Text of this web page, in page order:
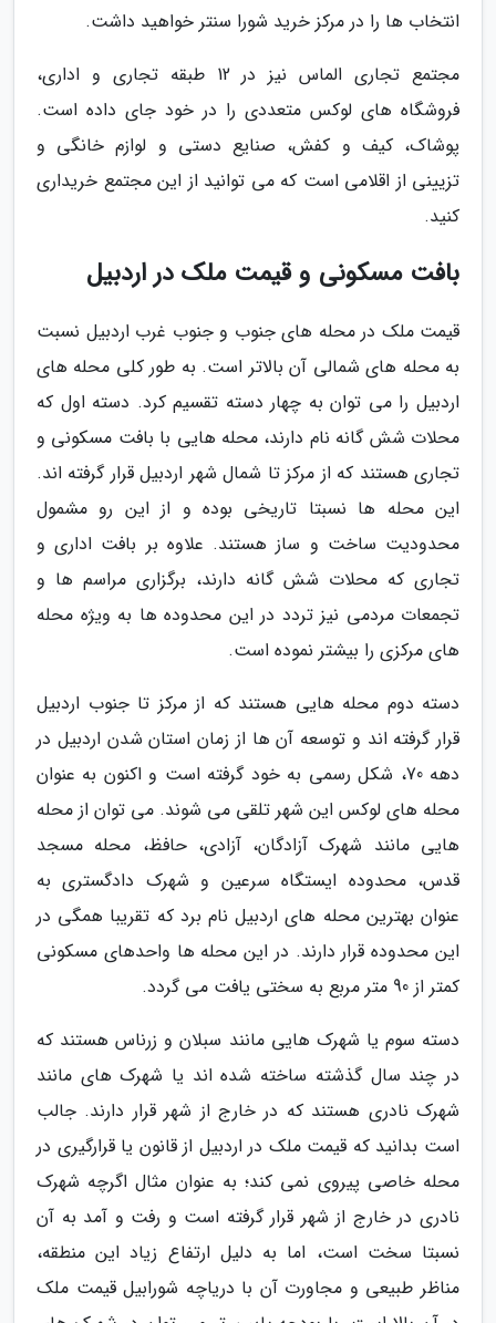
انتخاب ها را در مرکز خرید شورا سنتر خواهید داشت.
مجتمع تجاری الماس نیز در 12 طبقه تجاری و اداری،
فروشگاه های لوکس متعددی را در خود جای داده است.
پوشاک، کیف و کفش، صنایع دستی و لوازم خانگی و
تزیینی از اقلامی است که می توانید از این مجتمع خریداری
کنید.
بافت مسکونی و قیمت ملک در اردبیل
قیمت ملک در محله های جنوب و جنوب غرب اردبیل نسبت
به محله های شمالی آن بالاتر است. به طور کلی محله های
اردبیل را می توان به چهار دسته تقسیم کرد. دسته اول که
محلات شش گانه نام دارند، محله هایی با بافت مسکونی و
تجاری هستند که از مرکز تا شمال شهر اردبیل قرار گرفته اند.
این محله ها نسبتا تاریخی بوده و از این رو مشمول
محدودیت ساخت و ساز هستند. علاوه بر بافت اداری و
تجاری که محلات شش گانه دارند، برگزاری مراسم ها و
تجمعات مردمی نیز تردد در این محدوده ها به ویژه محله
های مرکزی را بیشتر نموده است.
دسته دوم محله هایی هستند که از مرکز تا جنوب اردبیل
قرار گرفته اند و توسعه آن ها از زمان استان شدن اردبیل در
دهه 70، شکل رسمی به خود گرفته است و اکنون به عنوان
محله های لوکس این شهر تلقی می شوند. می توان از محله
هایی مانند شهرک آزادگان، آزادی، حافظ، محله مسجد
قدس، محدوده ایستگاه سرعین و شهرک دادگستری به
عنوان بهترین محله های اردبیل نام برد که تقریبا همگی در
این محدوده قرار دارند. در این محله ها واحدهای مسکونی
کمتر از 90 متر مربع به سختی یافت می گردد.
دسته سوم یا شهرک هایی مانند سبلان و زرناس هستند که
در چند سال گذشته ساخته شده اند یا شهرک های مانند
شهرک نادری هستند که در خارج از شهر قرار دارند. جالب
است بدانید که قیمت ملک در اردبیل از قانون یا قرارگیری در
محله خاصی پیروی نمی کند؛ به عنوان مثال اگرچه شهرک
نادری در خارج از شهر قرار گرفته است و رفت و آمد به آن
نسبتا سخت است، اما به دلیل ارتفاع زیاد این منطقه،
مناظر طبیعی و مجاورت آن با دریاچه شورابیل قیمت ملک